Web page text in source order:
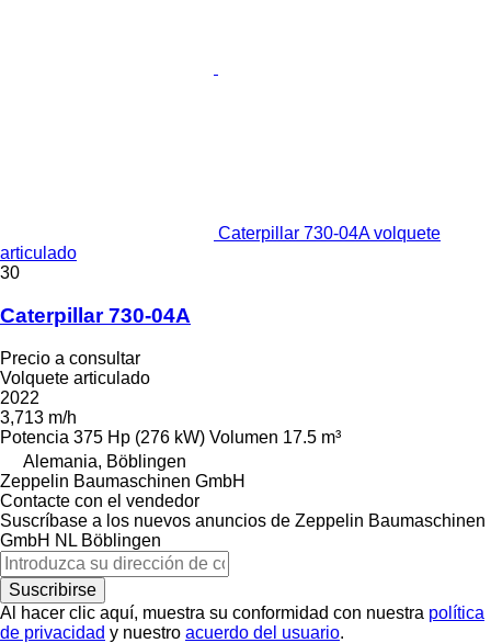
Caterpillar 730-04A volquete
articulado
30
Caterpillar 730-04A
Precio a consultar
Volquete articulado
2022
3,713 m/h
Potencia 375 Hp (276 kW) Volumen 17.5 m³
Alemania, Böblingen
Zeppelin Baumaschinen GmbH
Contacte con el vendedor
Suscríbase a los nuevos anuncios de Zeppelin Baumaschinen
GmbH NL Böblingen
Suscribirse
Al hacer clic aquí, muestra su conformidad con nuestra política
de privacidad y nuestro acuerdo del usuario.